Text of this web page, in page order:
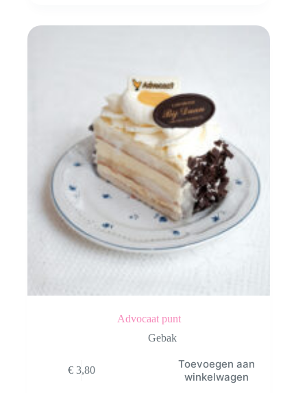
Advocaat punt
Gebak
€3,80
Toevoegen aan
winkelwagen